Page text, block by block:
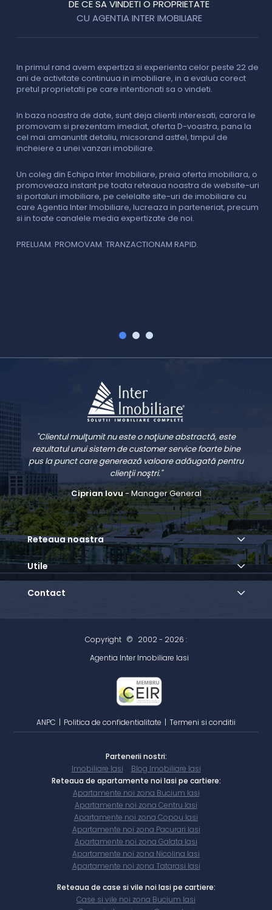
DE CE SA VINDETI O PROPRIETATE
CU AGENTIA INTER IMOBILIARE
In primul rand avem expertiza si experienta celor peste 22 de
ani de activitate continuua in imobiliare, in a evalua corect
pretul proprietatii pe care intentionati sa o vindeti.
In baza noastra de date, sunt deja clienti interesati, carora le
promovam si prezentam imediat, oferta D-voastra, pana la
cel mai amanuntit detaliu, micsorand astfel, timpul de
incheiere a unei vanzari imobiliare.
Un coleg din Echipa Inter Imobiliare, preia oferta imobiliara, o
promoveaza instant pe toata reteaua noastra de website-uri
si portaluri imobiliare, pe celelalte site-uri de imobiliare cu
care Agentia Inter Imobiliare, lucreaza in parteneriat, precum
si in toate canalele media expertizate de noi.
PRELUAM. PROMOVAM. TRANZACTIONAM RAPID.
"Clientul mulţumit nu este o noţiune abstractă, este
rezultatul unui sistem de customer service foarte bine
pus la punct care generează valoare adăugată pentru
clienţii noştri."
Ciprian Iovu- Manager General
Reteaua noastra
Utile
Contact
Copyright © 2002 - 2026 :
Agentia Inter Imobiliare Iasi
ANPC | Politica de confidentialitate | Termeni si conditii
Partenerii nostri:
Imobiliare Iasi
Blog Imobiliare Iasi
Reteaua de apartamente noi Iasi pe cartiere:
Apartamente noi zona Bucium Iasi
Apartamente noi zona Centru Iasi
Apartamente noi zona Copou Iasi
Apartamente noi zona Pacurari Iasi
Apartamente noi zona Galata Iasi
Apartamente noi zona Nicolina Iasi
Apartamente noi zona Tatarasi Iasi
Reteaua de case si vile noi Iasi pe cartiere:
Case si vile noi zona Bucium Iasi